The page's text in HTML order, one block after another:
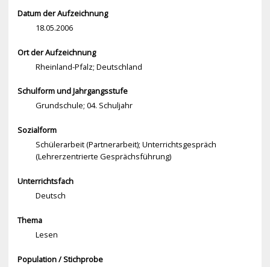
Datum der Aufzeichnung
18.05.2006
Ort der Aufzeichnung
Rheinland-Pfalz; Deutschland
Schulform und Jahrgangsstufe
Grundschule; 04. Schuljahr
Sozialform
Schülerarbeit (Partnerarbeit); Unterrichtsgespräch
(Lehrerzentrierte Gesprächsführung)
Unterrichtsfach
Deutsch
Thema
Lesen
Population / Stichprobe